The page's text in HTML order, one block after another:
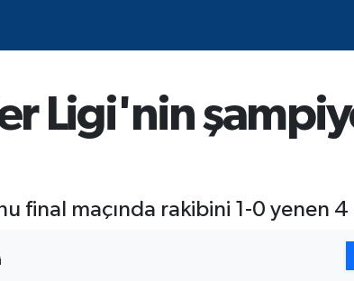
Ligi'nin
final maçında rakibini 1-0 yenen